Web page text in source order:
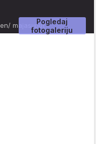
Pogledaj
fotogaleriju
majasuput